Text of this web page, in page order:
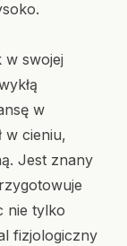
w swojej
w
w cieniu,
Jest znany
nie tylko
fizjologiczny